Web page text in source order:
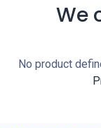
We
No product